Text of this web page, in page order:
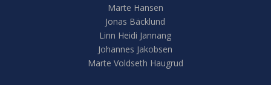
Marte Hansen
Jonas Bäcklund
Linn Heidi Jannang
Johannes Jakobsen
Marte Voldseth Haugrud